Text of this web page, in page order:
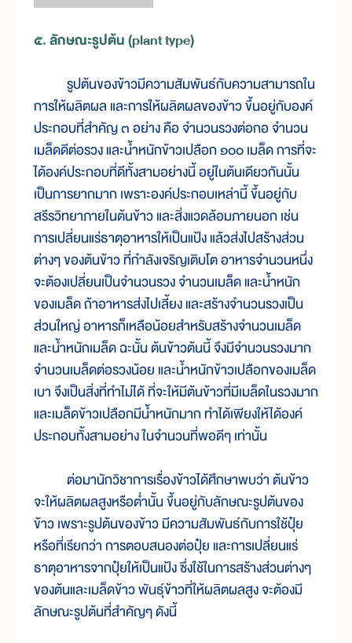
๕. ลักษณะรูปต้น (plant type)
รูปต้นของข้าวมีความสัมพันธ์กับความสามารถใน
การให้ผลิตผล และการให้ผลิตผลของข้าว ขึ้นอยู่กับองค์
ประกอบที่สำคัญ ๓ อย่าง คือ จำนวนรวงต่อกอ จำนวน
เมล็ดดีต่อรวง และน้ำหนักข้าวเปลือก ๑๐๐ เมล็ด การที่จะ
ได้องค์ประกอบที่ดีทั้งสามอย่างนี้ อยู่ในต้นเดียวกันนั้น
เป็นการยากมาก เพราะองค์ประกอบเหล่านี้ ขึ้นอยู่กับ
สรีรวิทยาภายในต้นข้าว และสิ่งแวดล้อมภายนอก เช่น
การเปลี่ยนแร่ธาตุอาหารให้เป็นแป้ง แล้วส่งไปสร้างส่วน
ต่างๆ ของต้นข้าว ที่กำลังเจริญเติบโต อาหารจำนวนหนึ่ง
จะต้องเปลี่ยนเป็นจำนวนรวง จำนวนเมล็ด และน้ำหนัก
ของเมล็ด ถ้าอาหารส่งไปเลี้ยง และสร้างจำนวนรวงเป็น
ส่วนใหญ่ อาหารก็เหลือน้อยสำหรับสร้างจำนวนเมล็ด
และน้ำหนักเมล็ด ฉะนั้น ต้นข้าวต้นนี้ จึงมีจำนวนรวงมาก
จำนวนเมล็ดต่อรวงน้อย และน้ำหนักข้าวเปลือกของเมล็ด
เบา จึงเป็นสิ่งที่ทำไม่ได้ ที่จะให้มีต้นข้าวที่มีเมล็ดในรวงมาก
และเมล็ดข้าวเปลือกมีน้ำหนักมาก ทำได้เพียงให้ได้องค์
ประกอบทั้งสามอย่าง ในจำนวนที่พอดีๆ เท่านั้น
ต่อมานักวิชาการเรื่องข้าวได้ศึกษาพบว่า ต้นข้าว
จะให้ผลิตผลสูงหรือต่ำนั้น ขึ้นอยู่กับลักษณะรูปต้นของ
ข้าว เพราะรูปต้นของข้าว มีความสัมพันธ์กับการใช้ปุ๋ย
หรือที่เรียกว่า การตอบสนองต่อปุ๋ย และการเปลี่ยนแร่
ธาตุอาหารจากปุ๋ยให้เป็นแป้ง ซึ่งใช้ในการสร้างส่วนต่างๆ
ของต้นและเมล็ดข้าว พันธุ์ข้าวที่ให้ผลิตผลสูง จะต้องมี
ลักษณะรูปต้นที่สำคัญๆ ดังนี้